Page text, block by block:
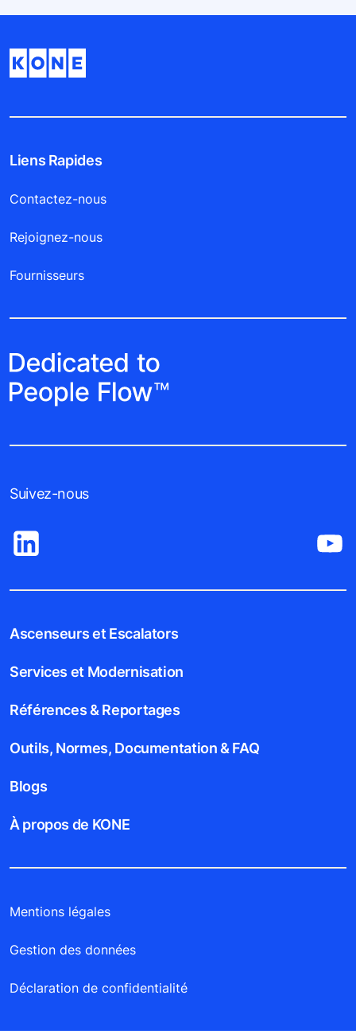
Liens Rapides
Contactez-nous
Rejoignez-nous
Fournisseurs
Suivez-nous
Ascenseurs et Escalators
Services et Modernisation
Références & Reportages
Outils, Normes, Documentation & FAQ
Blogs
À propos de KONE
Mentions légales
Gestion des données
Déclaration de confidentialité